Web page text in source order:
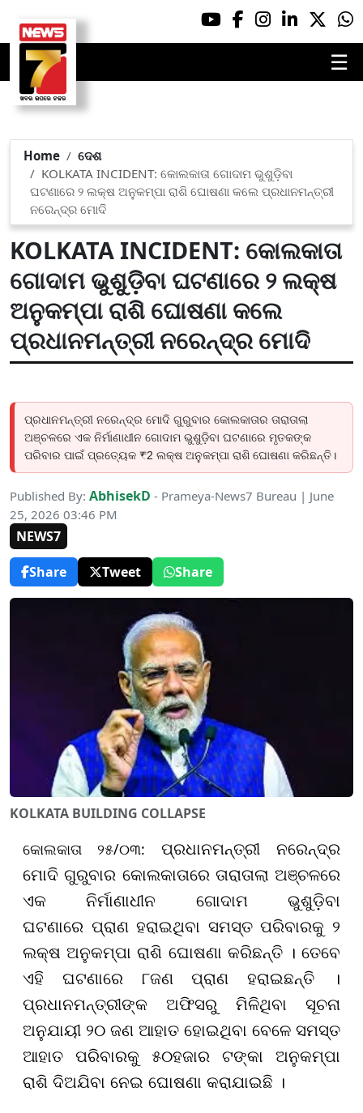
☰
Home
ଦେଶ
KOLKATA INCIDENT: କୋଲକାତା ଗୋଦାମ ଭୁଶୁଡ଼ିବା
ଘଟଣାରେ ୨ ଲକ୍ଷ ଅନୁକମ୍ପା ରାଶି ଘୋଷଣା କଲେ ପ୍ରଧାନମନ୍ତ୍ରୀ
ନରେନ୍ଦ୍ର ମୋଦି
KOLKATA INCIDENT: କୋଲକାତା
ଗୋଦାମ ଭୁଶୁଡ଼ିବା ଘଟଣାରେ ୨ ଲକ୍ଷ
ଅନୁକମ୍ପା ରାଶି ଘୋଷଣା କଲେ
ପ୍ରଧାନମନ୍ତ୍ରୀ ନରେନ୍ଦ୍ର ମୋଦି
ପ୍ରଧାନମନ୍ତ୍ରୀ ନରେନ୍ଦ୍ର ମୋଦି ଗୁରୁବାର କୋଲକାତାର ତାରାତାଲା
ଅଞ୍ଚଳରେ ଏକ ନିର୍ମାଣାଧୀନ ଗୋଦାମ ଭୁଶୁଡ଼ିବା ଘଟଣାରେ ମୃତକଙ୍କ
ପରିବାର ପାଇଁ ପ୍ରତ୍ୟେକ ₹2 ଲକ୍ଷ ଅନୁକମ୍ପା ରାଶି ଘୋଷଣା କରିଛନ୍ତି।
Published By: AbhisekD - Prameya-News7 Bureau | June
25, 2026 03:46 PM
NEWS7
Share
Tweet Share
KOLKATA BUILDING COLLAPSE
କୋଲକାତା ୨୫/୦୩: ପ୍ରଧାନମନ୍ତ୍ରୀ ନରେନ୍ଦ୍ର
ମୋଦି ଗୁରୁବାର କୋଲକାତାରେ ତାରାତାଲା ଅଞ୍ଚଳରେ
ଏକ ନିର୍ମାଣାଧୀନ ଗୋଦାମ ଭୁଶୁଡ଼ିବା
ଘଟଣାରେ ପ୍ରାଣ ହରାଇଥିବା ସମସ୍ତ ପରିବାରକୁ ୨
ଲକ୍ଷ ଅନୁକମ୍ପା ରାଶି ଘୋଷଣା କରିଛନ୍ତି । ତେବେ
ଏହି ଘଟଣାରେ ୮ଜଣ ପ୍ରାଣ ହରାଇଛନ୍ତି ।
ପ୍ରଧାନମନ୍ତ୍ରୀଙ୍କ ଅଫିସରୁ ମିଳିଥିବା ସୂଚନା
ଅନୁଯାୟୀ ୨୦ ଜଣ ଆହାତ ହୋଇଥିବା ବେଳେ ସମସ୍ତ
ଆହାତ ପରିବାରକୁ ୫୦ହଜାର ଟଙ୍କା ଅନୁକମ୍ପା
ରାଶି ଦିଅଯିବା ନେଇ ଘୋଷଣା କରାଯାଇଛି ।